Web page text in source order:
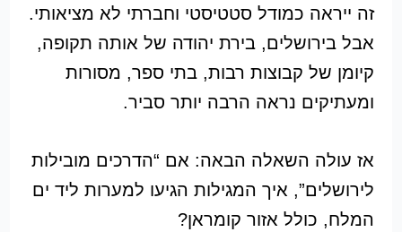
זה ייראה כמודל סטטיסטי וחברתי לא מציאותי.
אבל בירושלים, בירת יהודה של אותה תקופה,
קיומן של קבוצות רבות, בתי ספר, מסורות
ומעתיקים נראה הרבה יותר סביר.
אז עולה השאלה הבאה: אם “הדרכים מובילות
לירושלים”, איך המגילות הגיעו למערות ליד ים
המלח, כולל אזור קומראן?